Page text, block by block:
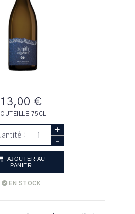
13,00 €
75CL
: +
-
AJOUTER AU
PANIER
EN STOCK